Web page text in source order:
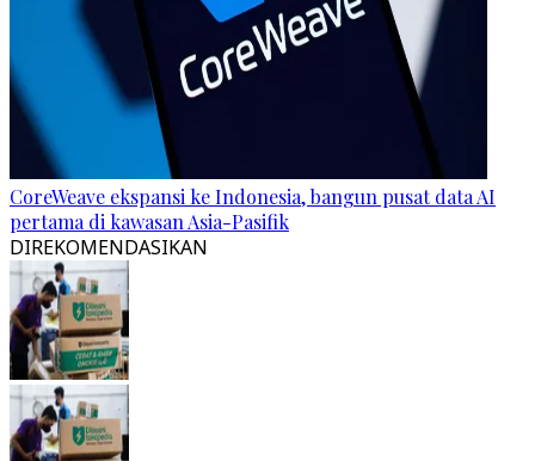
CoreWeave ekspansi ke Indonesia, bangun pusat data AI
pertama di kawasan Asia-Pasifik
DIREKOMENDASIKAN